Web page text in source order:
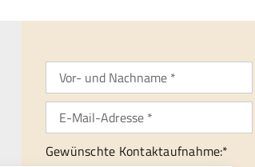
Gewünschte Kontaktaufnahme:*